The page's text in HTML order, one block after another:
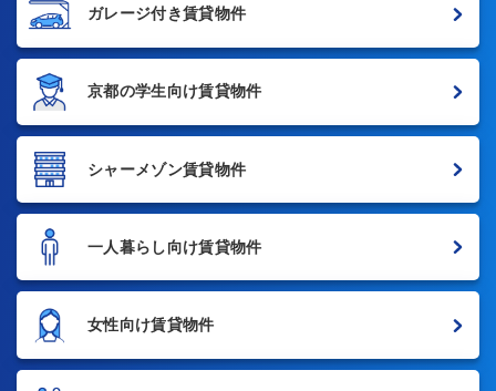
ガレージ付き賃貸物件
京都の学生向け賃貸物件
シャーメゾン賃貸物件
一人暮らし向け賃貸物件
女性向け賃貸物件